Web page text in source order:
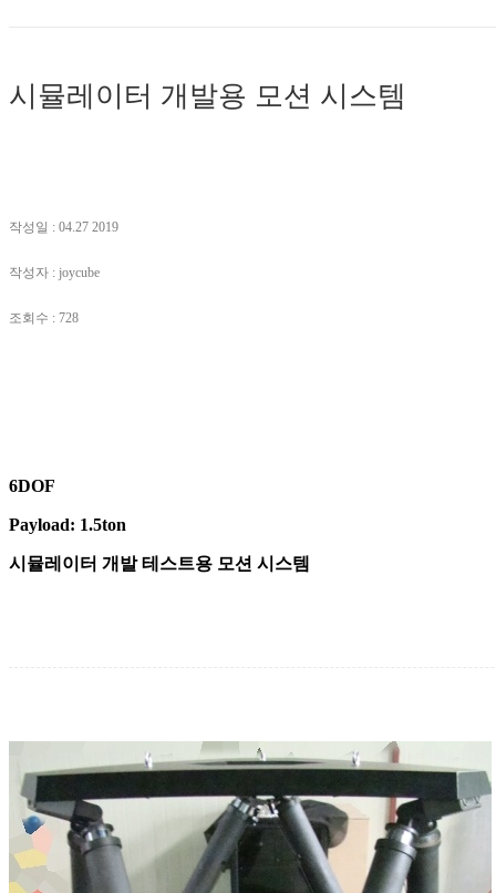
시뮬레이터 개발용 모션 시스템
작성일 : 04.27 2019
작성자 : joycube
조회수 : 728
6DOF
Payload: 1.5ton
시뮬레이터 개발 테스트용 모션 시스템